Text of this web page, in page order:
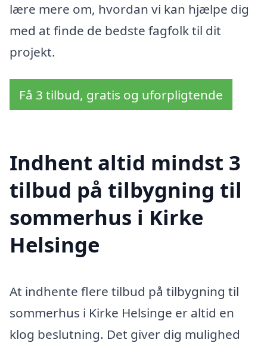
lære mere om, hvordan vi kan hjælpe dig
med at finde de bedste fagfolk til dit
projekt.
Få 3 tilbud, gratis og uforpligtende
Indhent altid mindst 3
tilbud på tilbygning til
sommerhus i Kirke
Helsinge
At indhente flere tilbud på tilbygning til
sommerhus i Kirke Helsinge er altid en
klog beslutning. Det giver dig mulighed